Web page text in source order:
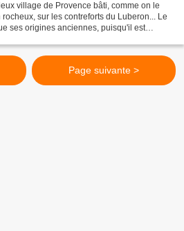
village de Provence bâti, comme on le
sur les contreforts du Luberon... Le
ses origines anciennes, puisqu'il est
Page suivante >